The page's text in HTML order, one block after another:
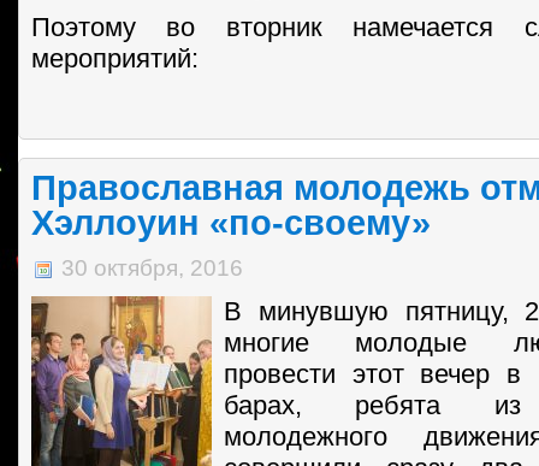
Поэтому во вторник намечается
мероприятий:
Православная молодежь
Хэллоуин «по-своему»
30 октября, 2016
В минувшую пятницу,
многие молодые
провести этот вечер
барах, ребята из
молодежного